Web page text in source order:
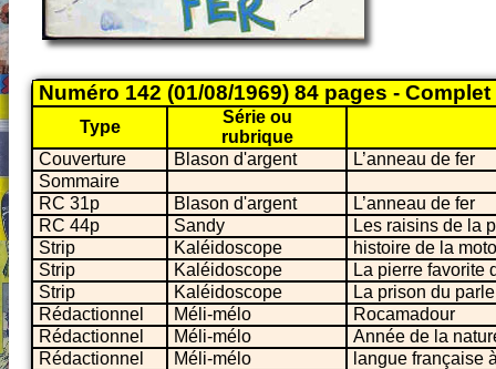
Numéro 142 (01/08/1969) 84 pages - Complet
Type
Série ou
rubrique
Couverture
Blason d'argent
L’anneau de fer
Sommaire
RC 31p
Blason d'argent
L’anneau de fer
RC 44p
Sandy
Les raisins de la
Strip
Kaléidoscope
histoire de la
Strip
Kaléidoscope
La pierre favorite
Strip
Kaléidoscope
La prison du
Rédactionnel
Méli-mélo
Rocamadour
Rédactionnel
Méli-mélo
Année de la
Rédactionnel
Méli-mélo
langue française